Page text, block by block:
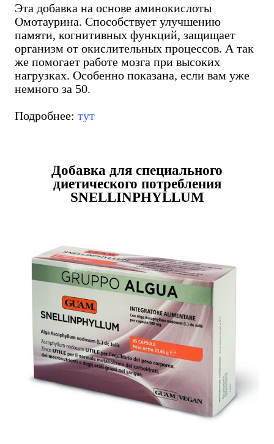
Эта добавка на основе аминокислоты
Омотаурина. Способствует улучшению
памяти, когнитивных функций, защищает
организм от окислительных процессов. А так
же помогает работе мозга при высоких
нагрузках. Особенно показана, если вам уже
немного за 50.
Подробнее: тут
Добавка для специального
диетического потребления
SNELLINPHYLLUM